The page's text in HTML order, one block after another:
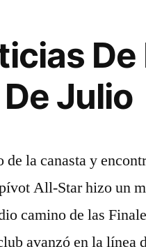
Julio
la canasta y
All-Star hizo un
camino de las
avanzó en la